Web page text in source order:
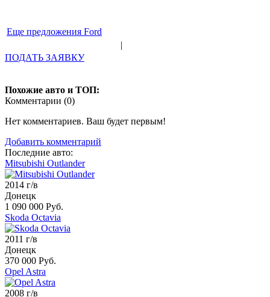
Еще предложения Ford
|
ПОДАТЬ ЗАЯВКУ
Похожие авто и ТОП:
Комментарии (0)
Нет комментариев. Ваш будет первым!
Добавить комментарий
Последние авто:
Mitsubishi Outlander
2014 г/в
Донецк
1 090 000 Руб.
Skoda Octavia
2011 г/в
Донецк
370 000 Руб.
Opel Astra
2008 г/в